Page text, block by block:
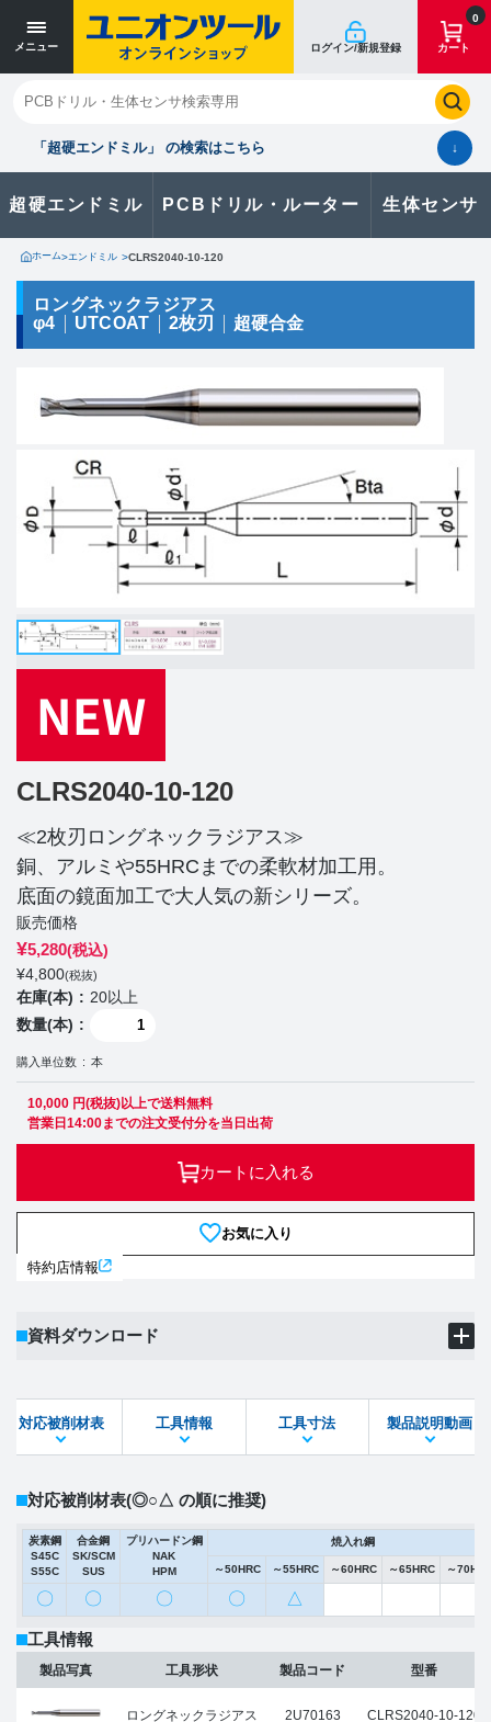
メニュー ログイン/新規登録
0
カート
「超硬エンドミル」 の検索はこちら ↓
超硬エンドミル PCBドリル・ルーター 生体センサ
閉じる
お気に入り クイックオーダー 購入履歴
製品に関するお問い合わせはこちら
お問い合わせ
カタログ一覧
ホーム>エンドミル >CLRS2040-10-120
ロングネックラジアス
φ4
UTCOAT 2枚刃 超硬合金
CLRS2040-10-120
≪2枚刃ロングネックラジアス≫
銅、アルミや55HRCまでの柔軟材加工用。
底面の鏡面加工で大人気の新シリーズ。
販売価格
¥5,280(税込)
¥4,800(税抜)
在庫(本)
20以上
数量(本)
購入単位数 本
10,000 円(税抜)以上で送料無料
営業日14:00までの注文受付分を当日出荷
カートに入れる
お気に入り
特約店情報
資料ダウンロード
STEPファイル DXFファイル
対応被削材表 工具情報 工具寸法 製品説明動画
対応被削材表(◎○△ の順に推奨)
炭素鋼
S45C
S55C
合金鋼
SK/SCM
SUS
プリハードン鋼
NAK
HPM
焼入れ鋼
～50HRC ～55HRC ～60HRC ～65HRC ～
〇 〇 〇 〇 △
工具情報
寸法単位 [mm]
製品写真 工具形状
ロングネックラジアス
製品コード
2U70163
型番
CLRS2040-10-120
寸法単位 [mm]